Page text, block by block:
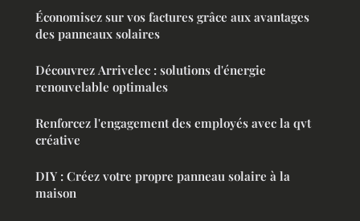
Économisez sur vos factures grâce aux avantages
des panneaux solaires
Découvrez Arrivelec : solutions d'énergie
renouvelable optimales
Renforcez l'engagement des employés avec la qvt
créative
DIY : Créez votre propre panneau solaire à la
maison